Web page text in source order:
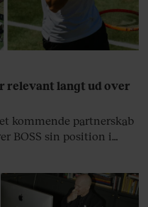
give slip
relevant langt ud over
kommende partnerskab
BOSS sin position i